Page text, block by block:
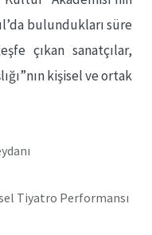
bulundukları süre
çıkan sanatçılar,
kişisel ve ortak
Tiyatro Performansı